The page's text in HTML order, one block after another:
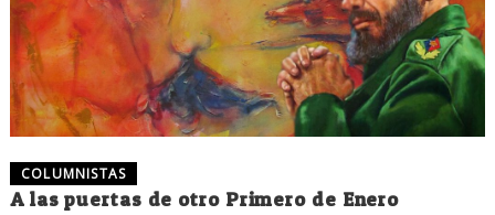
COLUMNISTAS
A las puertas de otro Primero de Enero